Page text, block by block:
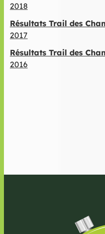
2018
Résultats Trail des
2017
Résultats Trail des
2016